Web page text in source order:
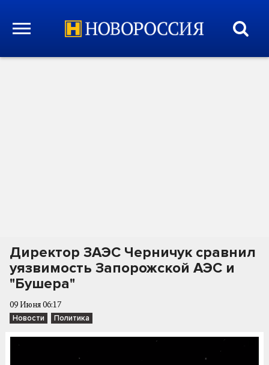
Директор ЗАЭС Черничук сравнил
уязвимость Запорожской АЭС и
"Бушера"
09 Июня 06:17
Новости Политика